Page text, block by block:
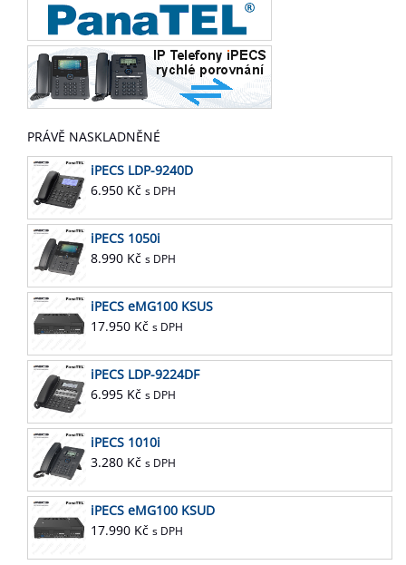
PRÁVĚ NASKLADNĚNÉ
iPECS LDP-9240D
6.950 Kč s DPH
iPECS 1050i
8.990 Kč s DPH
iPECS eMG100 KSUS
17.950 Kč s DPH
iPECS LDP-9224DF
6.995 Kč s DPH
iPECS 1010i
3.280 Kč s DPH
iPECS eMG100 KSUD
17.990 Kč s DPH